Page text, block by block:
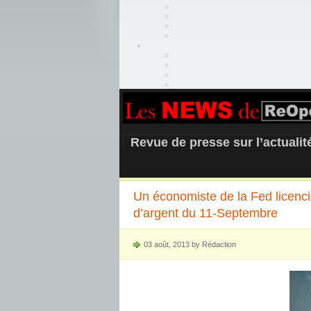
REOPEN911 –
Revue de presse sur
Un économiste de la Fed
d’argent du 11-Septembre
03 août, 2013 by Rédaction